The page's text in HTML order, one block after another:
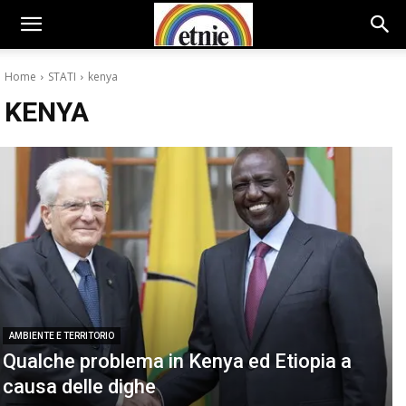
Home STATI kenya
KENYA
AMBIENTE E TERRITORIO
Qualche problema in Kenya ed Etiopia a
causa delle dighe